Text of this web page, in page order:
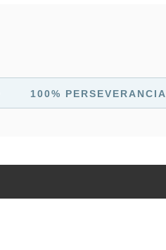
100% PERSEVERANCIA